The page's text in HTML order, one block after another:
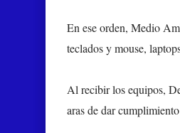
En ese orden, Medio
teclados y mouse,
Al recibir los equipos,
aras de dar